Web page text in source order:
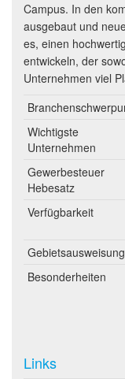
Campus. In den
ausgebaut und
es, einen
entwickeln, der
Unternehmen viel
Wichtigste
Unternehmen
Gewerbesteuer
Hebesatz
Verfügbarkeit
Gebietsausweisung
Besonderheiten
Links